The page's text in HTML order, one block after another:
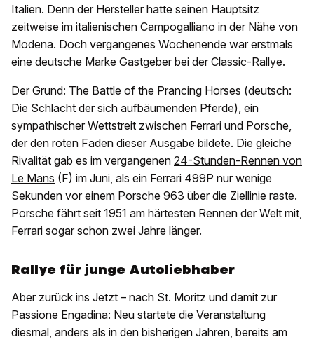
Italien. Denn der Hersteller hatte seinen Hauptsitz
zeitweise im italienischen Campogalliano in der Nähe von
Modena. Doch vergangenes Wochenende war erstmals
eine deutsche Marke Gastgeber bei der Classic-Rallye.
Der Grund: The Battle of the Prancing Horses (deutsch:
Die Schlacht der sich aufbäumenden Pferde), ein
sympathischer Wettstreit zwischen Ferrari und Porsche,
der den roten Faden dieser Ausgabe bildete. Die gleiche
Rivalität gab es im vergangenen 24-Stunden-Rennen von
Le Mans (F) im Juni, als ein Ferrari 499P nur wenige
Sekunden vor einem Porsche 963 über die Ziellinie raste.
Porsche fährt seit 1951 am härtesten Rennen der Welt mit,
Ferrari sogar schon zwei Jahre länger.
Rallye für junge Autoliebhaber
Aber zurück ins Jetzt – nach St. Moritz und damit zur
Passione Engadina: Neu startete die Veranstaltung
diesmal, anders als in den bisherigen Jahren, bereits am